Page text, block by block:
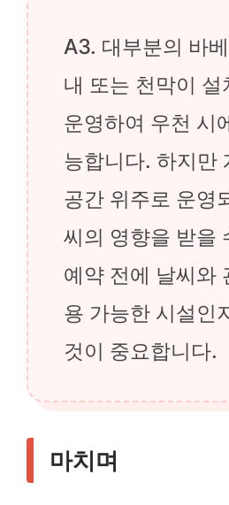
A3. 대부분의 바
내 또는 천막이 설
운영하여 우천 시
능합니다. 하지만
공간 위주로 운영
씨의 영향을 받을
예약 전에 날씨와
용 가능한 시설인
것이 중요합니다.
마치며